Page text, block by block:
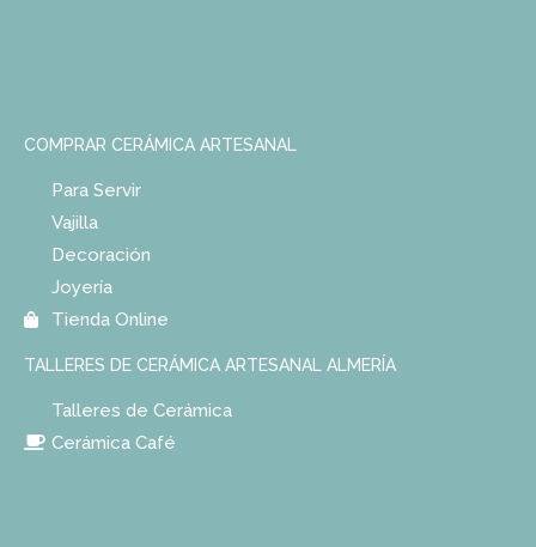
COMPRAR CERÁMICA ARTESANAL
Para Servir
Vajilla
Decoración
Joyería
Tienda Online
TALLERES DE CERÁMICA ARTESANAL ALMERÍA
Talleres de Cerámica
Cerámica Café